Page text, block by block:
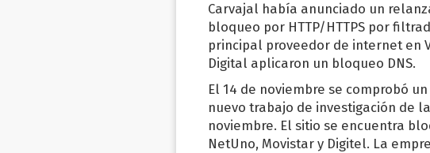
Carvajal había anunciado un
bloqueo por HTTP/HTTPS por
principal proveedor de internet en
Digital aplicaron un bloqueo DNS.
El 14 de noviembre se comprobó
nuevo trabajo de investigación de
noviembre. El sitio se encuentra
NetUno, Movistar y Digitel. La